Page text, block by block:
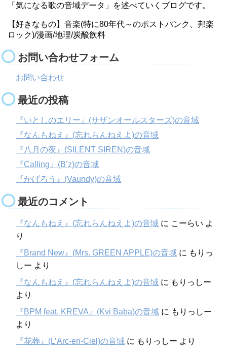
「気になる歌の音域データ」を述べていくブログです。
【好きなもの】音楽(特に80年代～のポストパンク、邦楽
ロック)/漫画/地理/炭酸飲料
お問い合わせフォーム
お問い合わせ
最近の投稿
『いとしのエリー』(サザンオールスターズ)の音域
『なんもねえ』(忘れらんねえよ)の音域
『八月の夜』(SILENT SIREN)の音域
『Calling』(B’z)の音域
『かげろう』(Vaundy)の音域
最近のコメント
『なんもねえ』(忘れらんねえよ)の音域 に こーらい よ
り
『Brand New』(Mrs. GREEN APPLE)の音域 に もりっ
しー より
『なんもねえ』(忘れらんねえよ)の音域 に もりっしー
より
『BPM feat. KREVA』(Kvi Baba)の音域 に もりっしー
より
『花葬』(L’Arc-en-Ciel)の音域 に もりっしー より